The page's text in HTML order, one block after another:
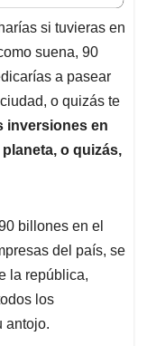
si tuvieras en
suena, 90
a pasear
o quizás te
inversiones en
o quizás,
billones en el
del país, se
la república,
los
antojo.